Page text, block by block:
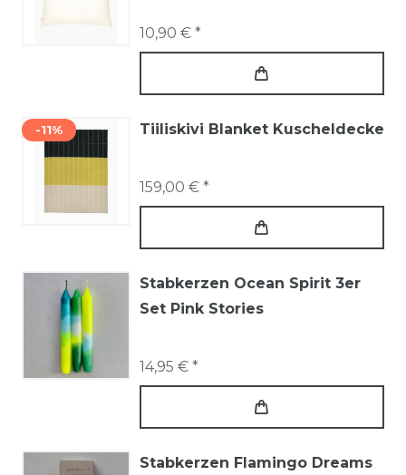
10,90 € *
-11% Tiiliskivi Blanket Kuscheldecke
159,00 € *
Stabkerzen Ocean Spirit 3er
Set Pink Stories
14,95 € *
Stabkerzen Flamingo Dreams